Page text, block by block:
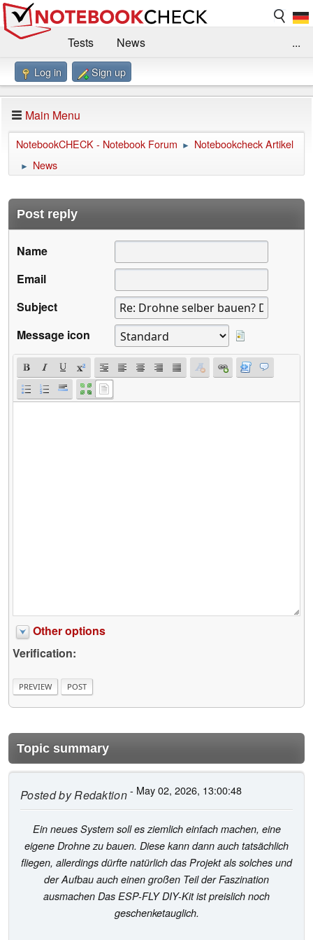
Tests
News
Benchmarks / Technik
Forum
Impressum
...
Log in Sign up
Main Menu
NotebookCHECK - Notebook Forum ► Notebookcheck Artikel
► News
Post reply
Name
Email
Subject
Message icon
Other options
Verification:
Topic summary
Posted byRedaktion- May 02, 2026, 13:00:48
Ein neues System soll es ziemlich einfach machen, eine
eigene Drohne zu bauen. Diese kann dann auch tatsächlich
fliegen, allerdings dürfte natürlich das Projekt als solches und
der Aufbau auch einen großen Teil der Faszination
ausmachen Das ESP-FLY DIY-Kit ist preislich noch
geschenketauglich.